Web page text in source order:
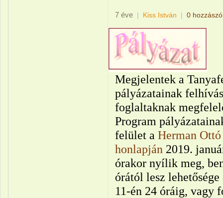
7 éve | Kiss István | 0
Megjelentek a
pályázatainak
foglaltaknak
Program
felület a Herman
honlapján 2019.
órakor nyílik meg,
órától lesz
11-én 24 óráig, vagy